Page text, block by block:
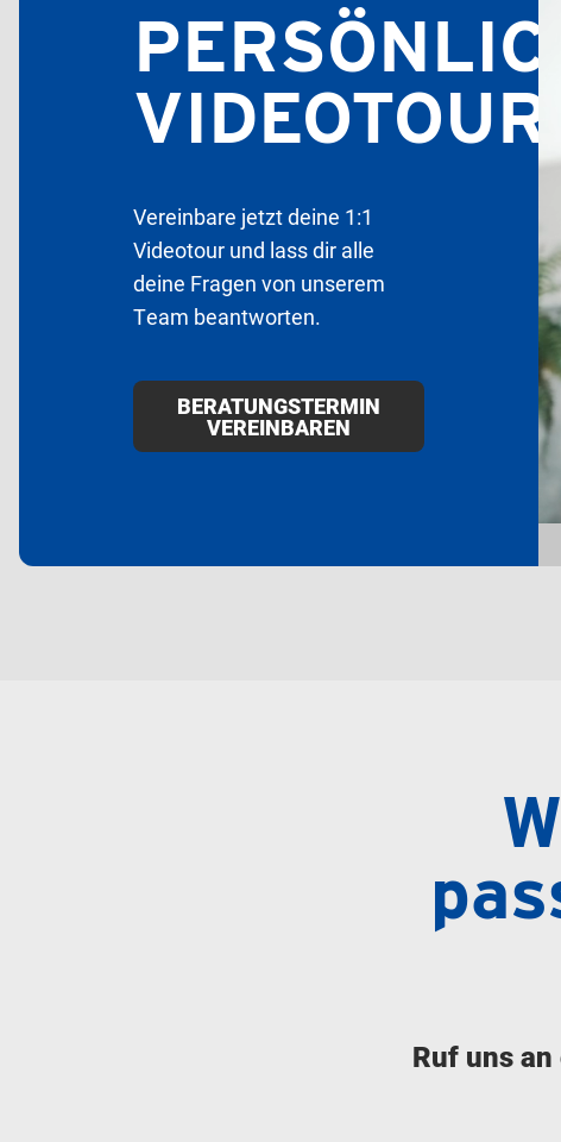
VIDEOTOUR
Vereinbare jetzt deine 1:1
Videotour und lass dir alle
deine Fragen von unserem
Team beantworten.
BERATUNGSTERMIN
VEREINBAREN
Ruf uns